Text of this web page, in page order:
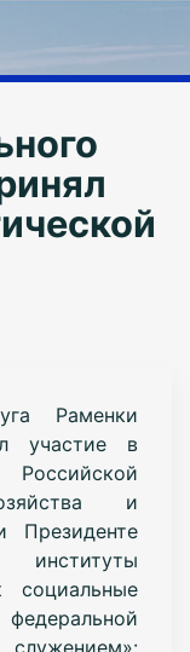
Раменки
участие в
Российской
и
Президенте
социальные
»: